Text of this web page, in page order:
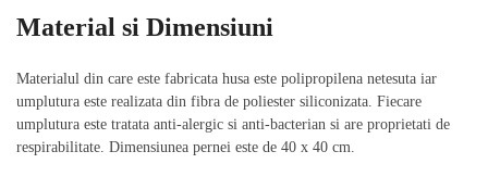
Material si Dimensiuni
Materialul din care este fabricata husa este polipropilena netesuta iar
umplutura este realizata din fibra de poliester siliconizata. Fiecare
umplutura este tratata anti-alergic si anti-bacterian si are proprietati de
respirabilitate. Dimensiunea pernei este de 40 x 40 cm.